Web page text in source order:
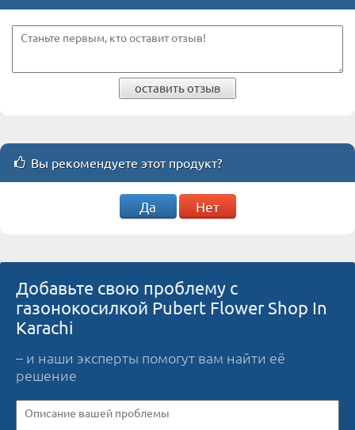
оставить отзыв
Вы рекомендуете этот продукт?
Да Нет
Добавьте свою проблему с
газонокосилкой Pubert Flower Shop In
Karachi
– и наши эксперты помогут вам найти её
решение